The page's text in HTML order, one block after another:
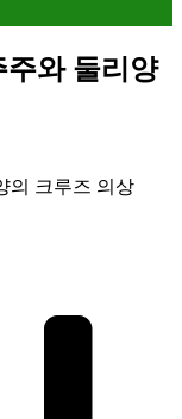
주와 둘리양